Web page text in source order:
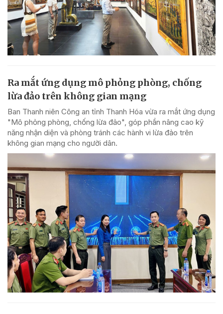
Ra mắt ứng dụng mô phỏng phòng, chống
lừa đảo trên không gian mạng
Ban Thanh niên Công an tỉnh Thanh Hóa vừa ra mắt ứng dụng
"Mô phỏng phòng, chống lừa đảo", góp phần nâng cao kỹ
năng nhận diện và phòng tránh các hành vi lừa đảo trên
không gian mạng cho người dân.